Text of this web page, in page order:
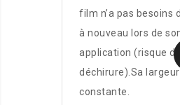
film n’a pas besoins
à nouveau lors de
application (risque de
déchirure).Sa
constante.